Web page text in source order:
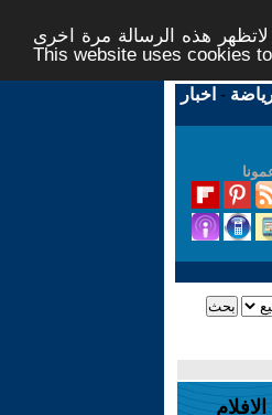
هذه الرسالة مرة اخرى -
This website uses cookies
- اخبار